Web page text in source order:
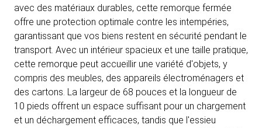
avec des matériaux durables, cette remorque fermée
offre une protection optimale contre les intempéries,
garantissant que vos biens restent en sécurité pendant le
transport. Avec un intérieur spacieux et une taille pratique,
cette remorque peut accueillir une variété d'objets, y
compris des meubles, des appareils électroménagers et
des cartons. La largeur de 68 pouces et la longueur de
10 pieds offrent un espace suffisant pour un chargement
et un déchargement efficaces, tandis que l'essieu